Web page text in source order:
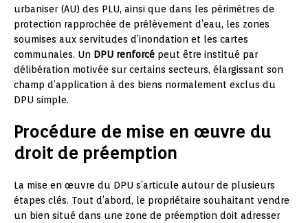
urbaniser (AU) des PLU, ainsi que dans les périmètres de
protection rapprochée de prélèvement d’eau, les zones
soumises aux servitudes d’inondation et les cartes
communales. Un DPU renforcé peut être institué par
délibération motivée sur certains secteurs, élargissant son
champ d’application à des biens normalement exclus du
DPU simple.
Procédure de mise en œuvre du
droit de préemption
La mise en œuvre du DPU s’articule autour de plusieurs
étapes clés. Tout d’abord, le propriétaire souhaitant vendre
un bien situé dans une zone de préemption doit adresser